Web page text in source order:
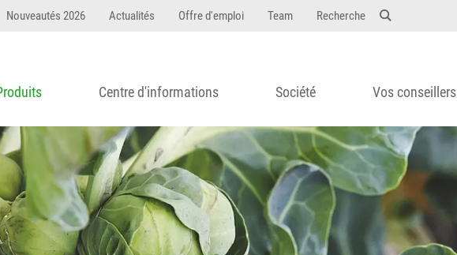
Nouveautés 2026 Actualités Offre d'emploi Team Recherche
Centre d'informations Société Vos conseillers